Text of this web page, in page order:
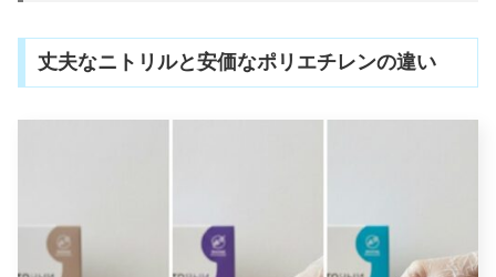
丈夫なニトリルと安価なポリエチレンの違い